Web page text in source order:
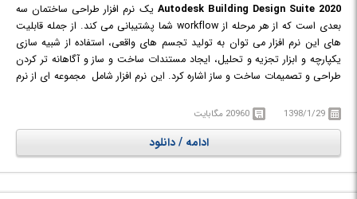
Autodesk Building Design Suite 2020 یک نرم افزار طراحی ساختمان سه
بعدی است که از هر مرحله از workflow شما پشتیبانی می کند. از جمله قابلیت
های این نرم افزار می توان به تولید تجسم های واقعی، استفاده از شبیه سازی
یکپارچه و ابزار تجزیه و تحلیل، ایجاد مستندات ساخت و ساز و آگاهانه تر کردن
طراحی و تصمیمات ساخت و ساز اشاره کرد. این نرم افزار شامل مجموعه ای از نرم
AutoCAD MEP, AutoCAD Raster Design, Navisworks Simulate, Revit,
Inventor, 3ds Max Design, Autodesk InfraWorks و ... می باشد.
1398/1/29 20960 مگابایت
ادامه / دانلود